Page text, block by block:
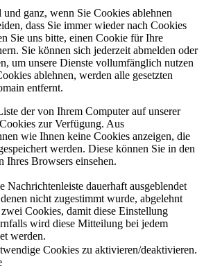
ganz, wenn Sie Cookies ablehnen
dass Sie immer wieder nach Cookies
Sie uns bitte, einen Cookie für Ihre
Sie können sich jederzeit abmelden oder
um unsere Dienste vollumfänglich nutzen
ablehnen, werden alle gesetzten
entfernt.
der von Ihrem Computer auf unserer
zur Verfügung. Aus
wie Ihnen keine Cookies anzeigen, die
werden. Diese können Sie in den
Ihres Browsers einsehen.
Nachrichtenleiste dauerhaft ausgeblendet
nicht zugestimmt wurde, abgelehnt
Cookies, damit diese Einstellung
wird diese Mitteilung bei jedem
werden.
Cookies zu aktivieren/deaktivieren.